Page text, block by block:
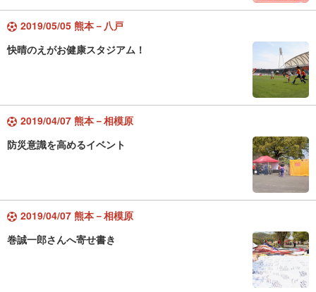
2019/05/05 熊本－八戸
快晴のえがお健康スタジアム！
2019/04/07 熊本－相模原
防災意識を高めるイベント
2019/04/07 熊本－相模原
巻誠一郎さんへ寄せ書き